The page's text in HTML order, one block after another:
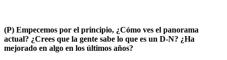
(P) Empecemos por el principio, ¿Cómo ves el panorama
actual? ¿Crees que la gente sabe lo que es un D-N? ¿Ha
mejorado en algo en los últimos años?